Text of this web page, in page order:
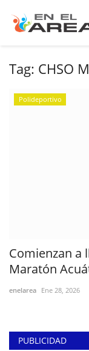
Tag: CHSO
Polideportivo
Comienzan a
Maratón
enelarea Ene 28, 2026
PUBLICIDAD